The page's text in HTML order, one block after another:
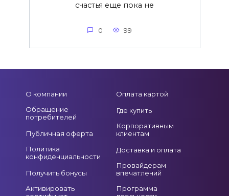
счастья еще пока не
0 99
О компании
Обращение
потребителей
Публичная оферта
Политика
конфиденциальности
Получить бонусы
Активировать
Оплата картой
Где купить
Корпоративным
клиентам
Доставка и оплата
Провайдерам
впечатлений
Программа